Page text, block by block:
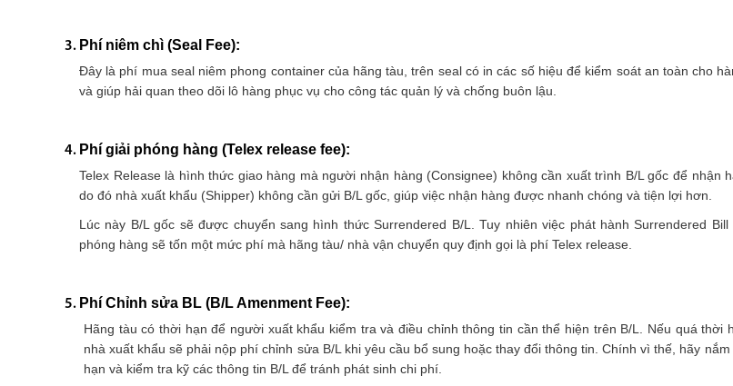
Phí niêm chì (Seal Fee):
Đây là phí mua seal niêm phong container của hãng tàu, trên seal có in các số hiệu để kiểm soát an toàn cho
và giúp hải quan theo dõi lô hàng phục vụ cho công tác quản lý và chống buôn lậu.
Phí giải phóng hàng (Telex release fee):
Telex Release là hình thức giao hàng mà người nhận hàng (Consignee) không cần xuất trình B/L gốc để nhận
do đó nhà xuất khẩu (Shipper) không cần gửi B/L gốc, giúp việc nhận hàng được nhanh chóng và tiện lợi hơn.
Lúc này B/L gốc sẽ được chuyển sang hình thức Surrendered B/L. Tuy nhiên việc phát hành Surrendered Bill
phóng hàng sẽ tốn một mức phí mà hãng tàu/ nhà vận chuyển quy định gọi là phí Telex release.
Phí Chỉnh sửa BL (B/L Amenment Fee):
Hãng tàu có thời hạn để người xuất khẩu kiểm tra và điều chỉnh thông tin cần thể hiện trên B/L. Nếu quá thời
nhà xuất khẩu sẽ phải nộp phí chỉnh sửa B/L khi yêu cầu bổ sung hoặc thay đổi thông tin. Chính vì thế, hãy
hạn và kiểm tra kỹ các thông tin B/L để tránh phát sinh chi phí.